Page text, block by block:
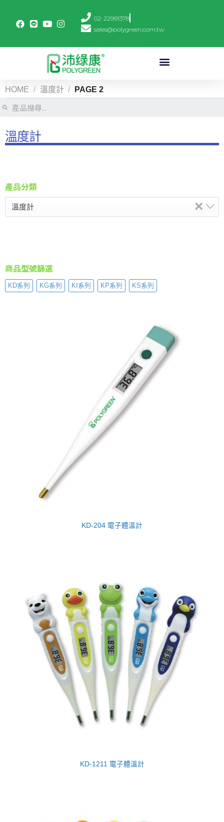
02-22991378
sales@polygreen.com.tw
HOME / 溫度計 / PAGE 2
溫度計
產品分類
×
溫度計
商品型號篩選
KD系列 KG系列 KI系列 KP系列 KS系列
KD-204 電子體溫計
KD-1211 電子體溫計